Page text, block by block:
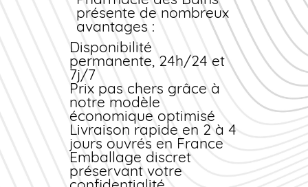
SSL 256 bits. Votre
confidentialité est garantie
à chaque étape de votre
commande.
collyre 4 à 6 fois par jour
Kératite bactérienne :
association collyre +
pommade
Prophylaxie chirurgicale
: collyre 3 à 4 fois par
jour pendant 3 jours
présente de nombreux
avantages :
Disponibilité
permanente, 24h/24 et
7j/7
Prix pas chers grâce à
notre modèle
économique optimisé
Livraisonrapide en 2 à 4
jours ouvrés en France
Emballage discret
préservant votre